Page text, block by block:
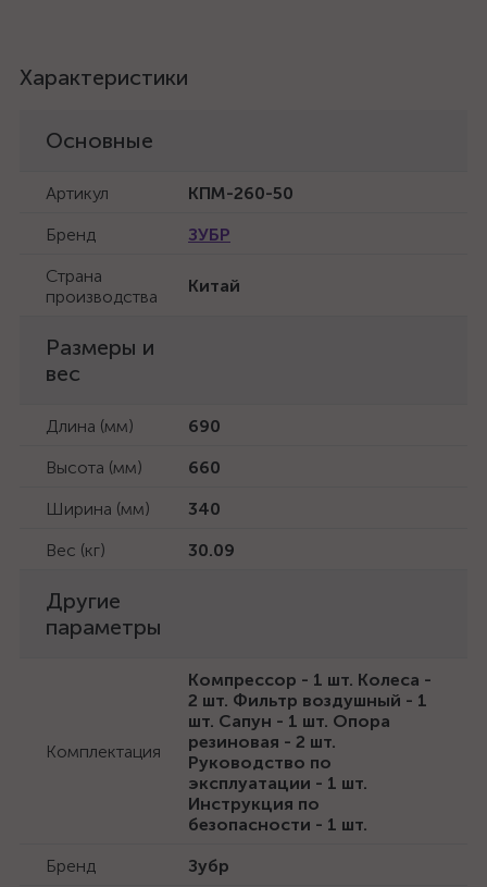
Характеристики
Основные
Артикул
КПМ-260-50
Бренд
ЗУБР
Страна
производства
Китай
Размеры и
вес
Длина (мм)
690
Высота (мм)
660
Ширина (мм)
340
Вес (кг)
30.09
Другие
параметры
Комплектация
Компрессор - 1 шт. Колеса -
2 шт. Фильтр воздушный - 1
шт. Сапун - 1 шт. Опора
резиновая - 2 шт.
Руководство по
эксплуатации - 1 шт.
Инструкция по
безопасности - 1 шт.
Бренд
Зубр